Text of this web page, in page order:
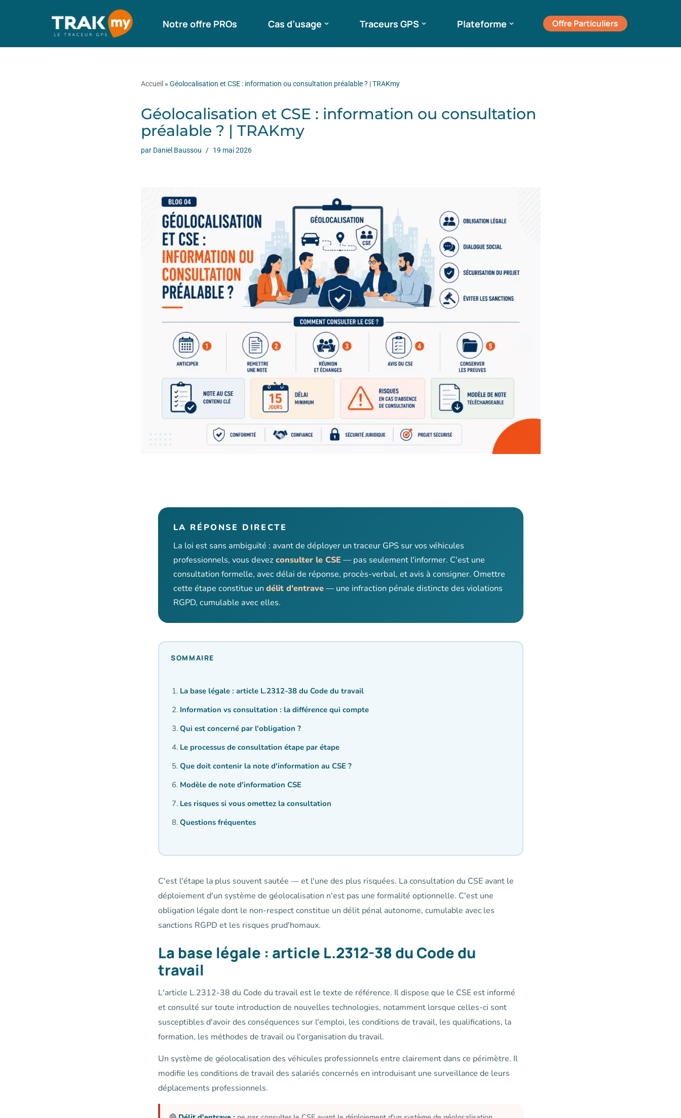
Notre offre PROs Cas d’usage Traceurs GPS Plateforme Offre Particuliers
Accueil » Géolocalisation et CSE : information ou consultation préalable ? | TRAKmy
Géolocalisation et CSE : information ou consultation
préalable ? | TRAKmy
par Daniel Baussou 19 mai 2026
LA RÉPONSE DIRECTE
La loi est sans ambiguïté : avant de déployer un traceur GPS sur vos véhicules
professionnels, vous devez consulter le CSE— pas seulement l'informer. C'est une
consultation formelle, avec délai de réponse, procès-verbal, et avis à consigner. Omettre
cette étape constitue un délit d'entrave— une infraction pénale distincte des violations
RGPD, cumulable avec elles.
SOMMAIRE
La base légale : article L.2312-38 du Code du travail
Information vs consultation : la différence qui compte
Qui est concerné par l'obligation ?
Le processus de consultation étape par étape
Que doit contenir la note d'information au CSE ?
Modèle de note d'information CSE
Les risques si vous omettez la consultation
Questions fréquentes
C'est l'étape la plus souvent sautée — et l'une des plus risquées. La consultation du CSE avant le
déploiement d'un système de géolocalisation n'est pas une formalité optionnelle. C'est une
obligation légale dont le non-respect constitue un délit pénal autonome, cumulable avec les
sanctions RGPD et les risques prud'homaux.
La base légale : article L.2312-38 du Code du
travail
L'article L.2312-38 du Code du travail est le texte de référence. Il dispose que le CSE est informé
et consulté sur toute introduction de nouvelles technologies, notamment lorsque celles-ci sont
susceptibles d'avoir des conséquences sur l'emploi, les conditions de travail, les qualifications, la
formation, les méthodes de travail ou l'organisation du travail.
Un système de géolocalisation des véhicules professionnels entre clairement dans ce périmètre. Il
modifie les conditions de travail des salariés concernés en introduisant une surveillance de leurs
déplacements professionnels.